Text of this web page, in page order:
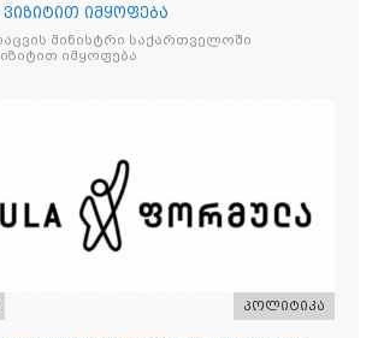
იმყოფება
მინისტრი საქართველოში
იმყოფება
პოლიტიკა